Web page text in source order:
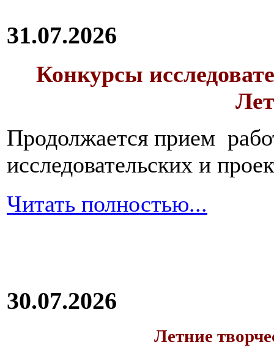
31.07.2026
Конкурсы
Продолжается прием
исследовательских и
Читать полностью...
30.07.2026
Летние